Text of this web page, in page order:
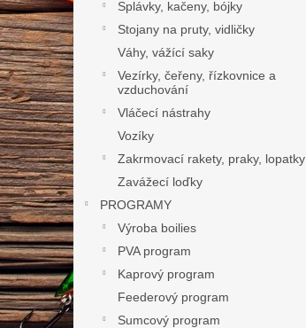
Splávky, kačeny, bójky
Stojany na pruty, vidličky
Váhy, vážící saky
Vezírky, čeřeny, řízkovnice a
vzduchování
Vláčecí nástrahy
Vozíky
Zakrmovací rakety, praky, lopatky
Zavážecí loďky
PROGRAMY
Výroba boilies
PVA program
Kaprový program
Feederový program
Sumcový program